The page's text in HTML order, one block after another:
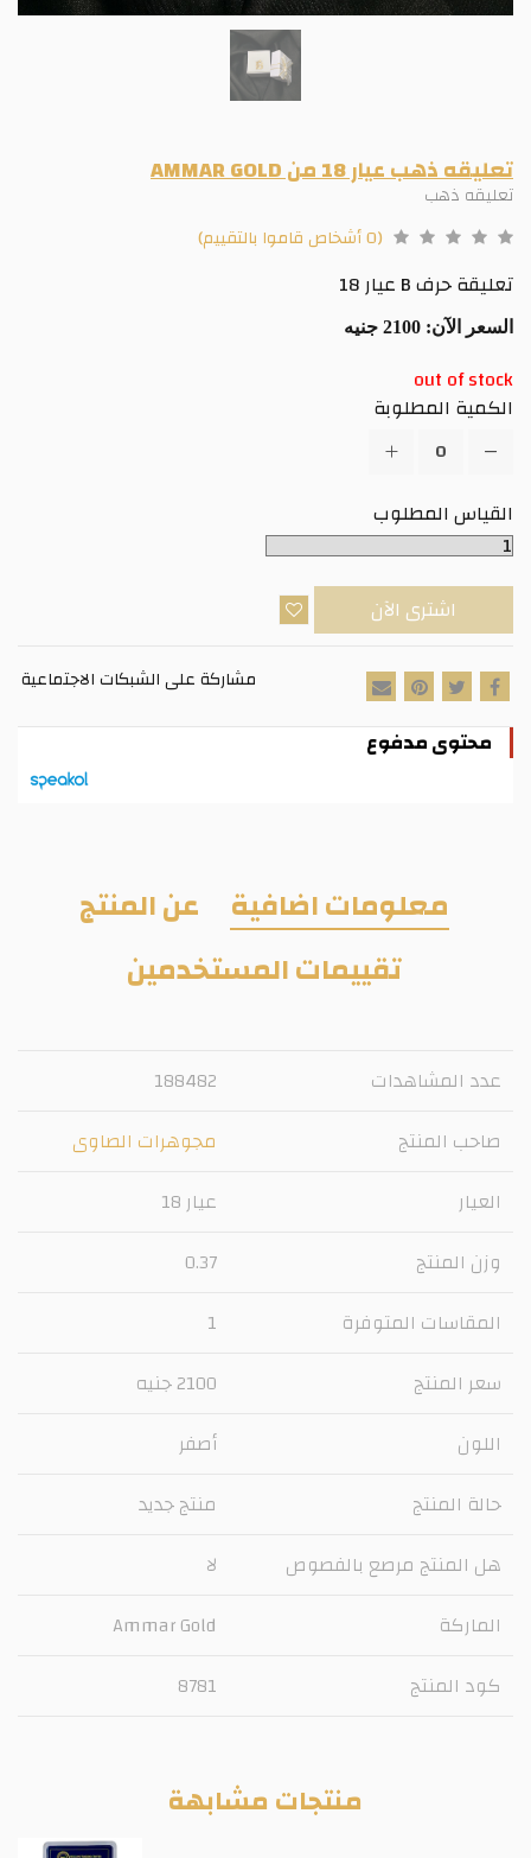
تعليقه ذهب عيار 18 من AMMAR GOLD
تعليقه ذهب
(0 أشخاص قاموا بالتقييم)
تعليقة حرف B عيار 18
السعر الآن:
out of stock
الكمية المطلوبة
القياس المطلوب
اشترى الآن
مشاركة على الشبكات الاجتماعية
محتوى مدفوع
معلومات اضافية
عن المنتج
تقييمات المستخدمين
عدد المشاهدات
188482
صاحب المنتج
مجوهرات الصاوى
العيار
عيار 18
وزن المنتج
0.37
المقاسات المتوفرة
1
سعر المنتج
2100 جنيه
اللون
أصفر
حالة المنتج
منتج جديد
هل المنتج مرصع بالفصوص
لا
الماركة
Ammar Gold
كود المنتج
8781
منتجات مشابهة